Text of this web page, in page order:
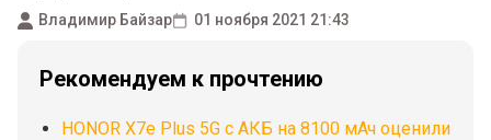
Владимир Байзар 01 ноября 2021 21:43
Рекомендуем к прочтению
HONOR X7e Plus 5G с АКБ на 8100 мАч оценили